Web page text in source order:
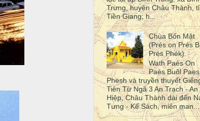
Trưng, huyện Châu Thành,
Tiền Giang; h...
Chùa Bốn Mặt
(Prés on Prés
Prés Phék)
Wath Paés On
Paés Buôl Paes
Phesh và truyền thuyết
Tiên Từ Ngã 3 An Trạch - An
Hiệp, Châu Thành dài đến
Tưng - Kế Sách, miên man...